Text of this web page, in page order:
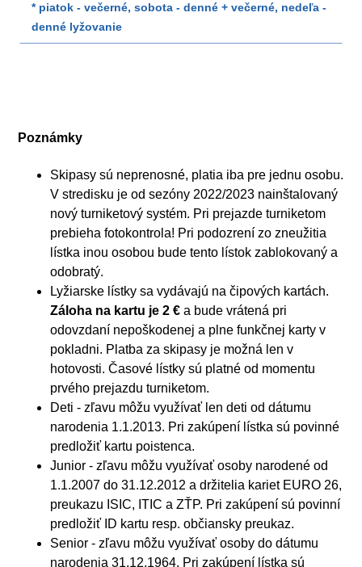
* piatok - večerné, sobota - denné + večerné, nedeľa -
denné lyžovanie
Poznámky
Skipasy sú neprenosné, platia iba pre jednu osobu.
V stredisku je od sezóny 2022/2023 nainštalovaný
nový turniketový systém. Pri prejazde turniketom
prebieha fotokontrola! Pri podozrení zo zneužitia
lístka inou osobou bude tento lístok zablokovaný a
odobratý.
Lyžiarske lístky sa vydávajú na čipových kartách.
Záloha na kartu je 2 € a bude vrátená pri
odovzdaní nepoškodenej a plne funkčnej karty v
pokladni. Platba za skipasy je možná len v
hotovosti. Časové lístky sú platné od momentu
prvého prejazdu turniketom.
Deti - zľavu môžu využívať len deti od dátumu
narodenia 1.1.2013. Pri zakúpení lístka sú povinné
predložiť kartu poistenca.
Junior - zľavu môžu využívať osoby narodené od
1.1.2007 do 31.12.2012 a držitelia kariet EURO 26,
preukazu ISIC, ITIC a ZŤP. Pri zakúpení sú povinní
predložiť ID kartu resp. občiansky preukaz.
Senior - zľavu môžu využívať osoby do dátumu
narodenia 31.12.1964. Pri zakúpení lístka sú